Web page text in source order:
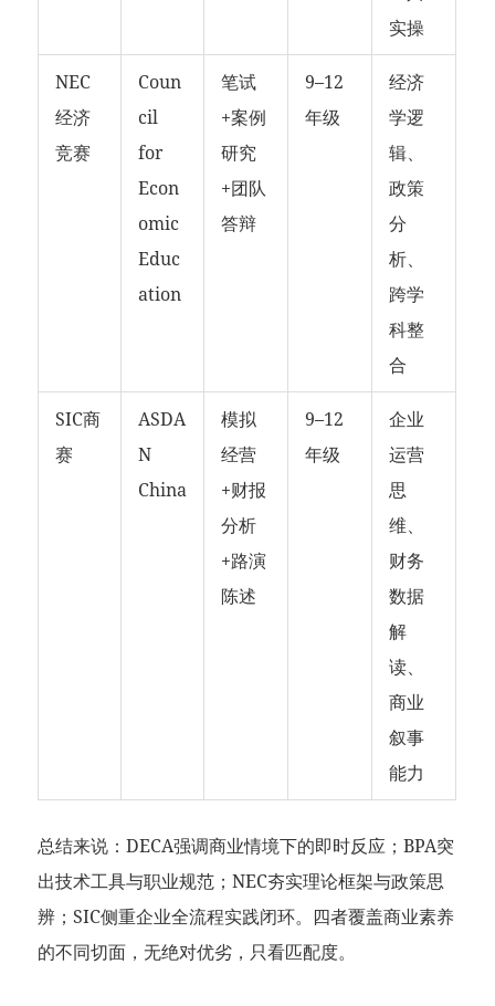
实操
NEC
经济
竞赛
Coun
cil
for
Econ
omic
Educ
ation
笔试
+案例
研究
+团队
答辩
9–12
年级
经济
学逻
辑、
政策
分
析、
跨学
科整
合
SIC商
赛
ASDA
N
China
模拟
经营
+财报
分析
+路演
陈述
9–12
年级
企业
运营
思
维、
财务
数据
解
读、
商业
叙事
能力
总结来说：DECA强调商业情境下的即时反应；BPA突
出技术工具与职业规范；NEC夯实理论框架与政策思
辨；SIC侧重企业全流程实践闭环。四者覆盖商业素养
的不同切面，无绝对优劣，只看匹配度。